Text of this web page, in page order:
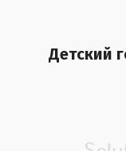
Детский